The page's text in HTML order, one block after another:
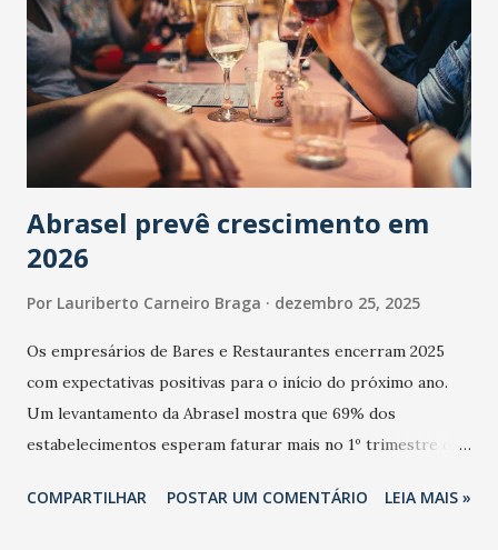
Abrasel prevê crescimento em
2026
Por Lauriberto Carneiro Braga dezembro 25, 2025
Os empresários de Bares e Restaurantes encerram 2025
com expectativas positivas para o início do próximo ano.
Um levantamento da Abrasel mostra que 69% dos
estabelecimentos esperam faturar mais no 1º trimestre de
relação ao último trimestre deste ano, 56% também
COMPARTILHAR POSTAR UM COMENTÁRIO LEIA MAIS »